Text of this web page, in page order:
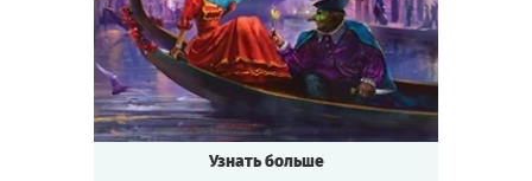
Тематика Интриги
Тип квеста Квестория
Кто не слышал о знаменитом
Венецианском бале?
Ночь расцвечена фейерверками, играют
Узнать больше